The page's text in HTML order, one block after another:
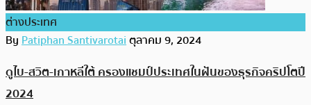
ต่างประเทศ
ByPatiphan Santivarotaiตุลาคม 9, 2024
ดูไบ-สวิต-เกาหลีใต้ ครองแชมป์ประเทศในฝันของธุรกิจคริปโตปี
2024